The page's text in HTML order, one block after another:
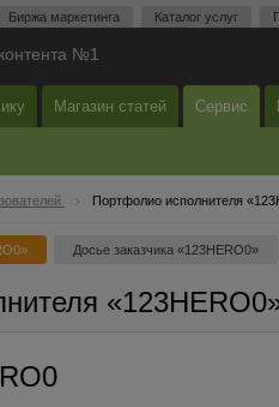
Биржа маркетинга Каталог услуг
№1
Магазин статей Сервис
Портфолио исполнителя
Досье заказчика «123HERO0»